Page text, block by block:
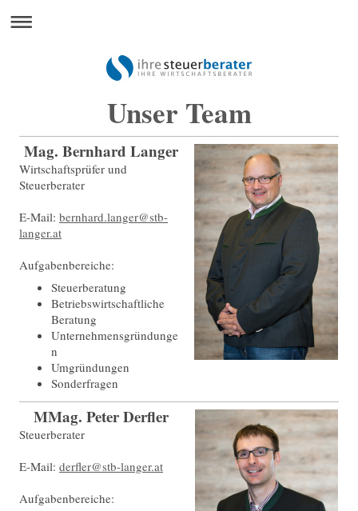
Unser Team
Mag. Bernhard Langer
Wirtschaftsprüfer und
Steuerberater
E-Mail: bernhard.langer@stb-
langer.at
Aufgabenbereiche:
Steuerberatung
Betriebswirtschaftliche
Beratung
Unternehmensgründunge
n
Umgründungen
Sonderfragen
MMag. Peter Derfler
Steuerberater
E-Mail: derfler@stb-langer.at
Aufgabenbereiche: